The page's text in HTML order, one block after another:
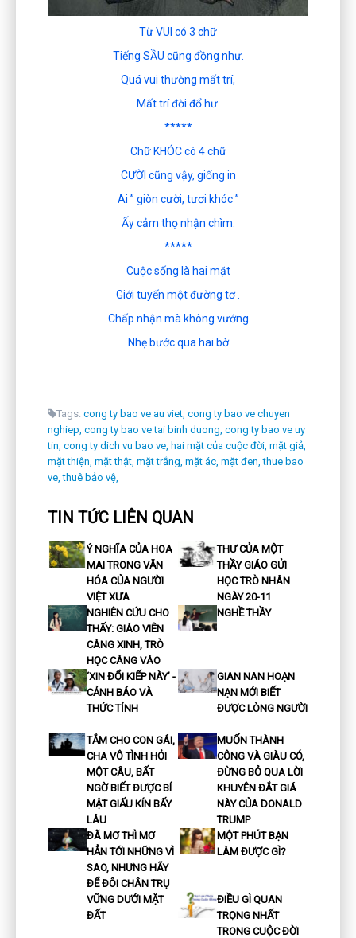
Từ VUI có 3 chữ
Tiếng SẦU cũng đồng như.
Quá vui thường mất trí,
Mất trí đời đổ hư.
*****
Chữ KHÓC có 4 chữ
CƯỜI cũng vậy, giống in
Ai ” giòn cười, tươi khóc ”
Ấy cảm thọ nhận chìm.
*****
Cuộc sống là hai mặt
Giới tuyến một đường tơ .
Chấp nhận mà không vướng
Nhẹ bước qua hai bờ
Tags: cong ty bao ve au viet, cong ty bao ve chuyen
nghiep, cong ty bao ve tai binh duong, cong ty bao ve uy
tin, cong ty dich vu bao ve, hai mặt của cuộc đời, mặt giả,
mặt thiện, mặt thật, mặt trắng, mặt ác, mặt đen, thue bao
ve, thuê bảo vệ,
TIN TỨC LIÊN QUAN
Ý NGHĨA CỦA HOA
MAI TRONG VĂN
HÓA CỦA NGƯỜI
VIỆT XƯA
THƯ CỦA MỘT
THẦY GIÁO GỬI
HỌC TRÒ NHÂN
NGÀY 20-11
NGHIÊN CỨU CHO
THẤY: GIÁO VIÊN
CÀNG XINH, TRÒ
HỌC CÀNG VÀO
NGHỀ THẦY
‘XIN ĐỔI KIẾP NÀY’ -
CẢNH BÁO VÀ
THỨC TỈNH
GIAN NAN HOẠN
NẠN MỚI BIẾT
ĐƯỢC LÒNG NGƯỜI
TẮM CHO CON GÁI,
CHA VÔ TÌNH HỎI
MỘT CÂU, BẤT
NGỜ BIẾT ĐƯỢC BÍ
MẬT GIẤU KÍN BẤY
LÂU
MUỐN THÀNH
CÔNG VÀ GIÀU CÓ,
ĐỪNG BỎ QUA LỜI
KHUYÊN ĐẮT GIÁ
NÀY CỦA DONALD
TRUMP
ĐÃ MƠ THÌ MƠ
HẲN TỚI NHỮNG VÌ
SAO, NHƯNG HÃY
ĐỂ ĐÔI CHÂN TRỤ
VỮNG DƯỚI MẶT
ĐẤT
MỘT PHÚT BẠN
LÀM ĐƯỢC GÌ?
ĐIỀU GÌ QUAN
TRỌNG NHẤT
TRONG CUỘC ĐỜI